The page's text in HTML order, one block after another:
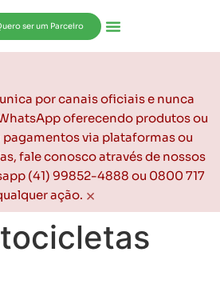
ser um Parceiro
por canais oficiais e nunca
oferecendo produtos ou
via plataformas ou
fale conosco através de nossos
(41) 99852-4888 ou 0800 717
ação. ×